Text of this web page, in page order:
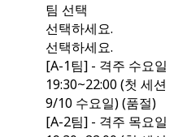
팀 선택
선택하세요.
선택하세요.
[A-1팀] - 격주 수요일
19:30~22:00 (첫 세션
9/10 수요일) (품절)
[A-2팀] - 격주 목요일